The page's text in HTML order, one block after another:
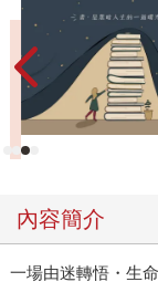
內容簡介
一場由迷轉悟・生